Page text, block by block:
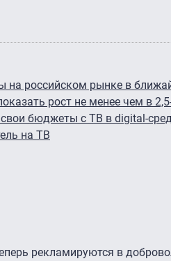
на российском рынке в
рост не менее чем в
бюджеты с ТВ в digital-
на ТВ
рекламируются в